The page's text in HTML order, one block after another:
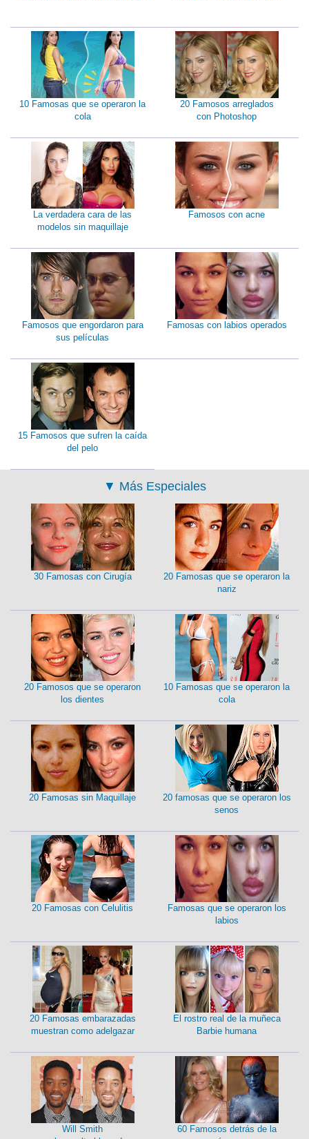
10 Famosas que se operaron la
cola
20 Famosos arreglados
con Photoshop
La verdadera cara de las
modelos sin maquillaje
Famosos con acne
Famosos que engordaron para
sus películas
Famosas con labios operados
15 Famosos que sufren la caída
del pelo
▼ Más Especiales
30 Famosas con Cirugía
20 Famosas que se operaron la
nariz
20 Famosos que se operaron
los dientes
10 Famosas que se operaron la
cola
20 Famosas sin Maquillaje
20 famosas que se operaron los
senos
20 Famosas con Celulitis
Famosas que se operaron los
labios
20 Famosas embarazadas
muestran como adelgazar
El rostro real de la muñeca
Barbie humana
Will Smith
60 Famosos detrás de la